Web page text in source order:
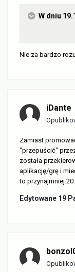
W dniu
Nie za bardzo
iDante
Zamiast
"przepuścić"
została
aplikację/grę i
to przynajmniej 20
Edytowane 19